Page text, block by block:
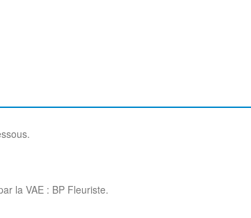
la VAE : BP Fleuriste.